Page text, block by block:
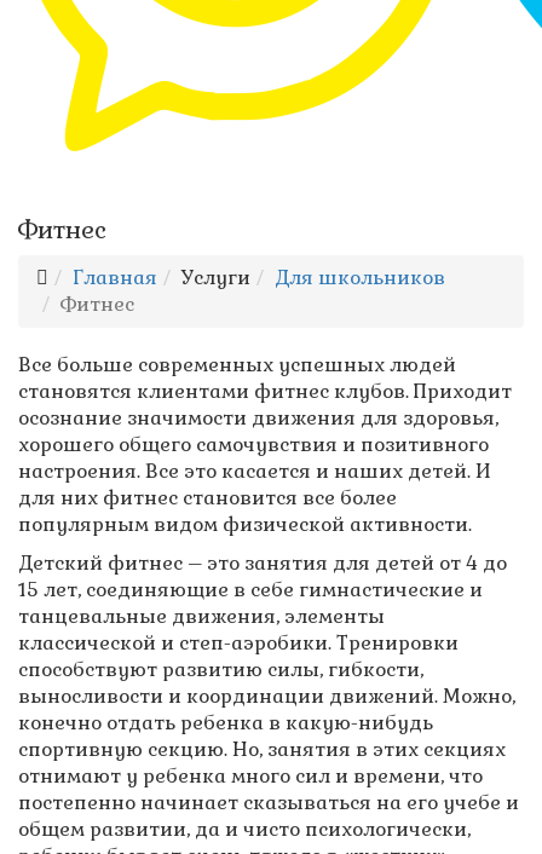
Фитнес
Главная Услуги
Для школьников
Фитнес
Все больше современных успешных людей
становятся клиентами фитнес клубов. Приходит
осознание значимости движения для здоровья,
хорошего общего самочувствия и позитивного
настроения. Все это касается и наших детей. И
для них фитнес становится все более
популярным видом физической активности.
Детский фитнес – это занятия для детей от 4 до
15 лет, соединяющие в себе гимнастические и
танцевальные движения, элементы
классической и степ-аэробики. Тренировки
способствуют развитию силы, гибкости,
выносливости и координации движений. Можно,
конечно отдать ребенка в какую-нибудь
спортивную секцию. Но, занятия в этих секциях
отнимают у ребенка много сил и времени, что
постепенно начинает сказываться на его учебе и
общем развитии, да и чисто психологически,